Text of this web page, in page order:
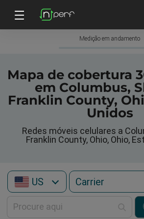
Medição em andamento
Mapa de cobertura
em Columbus,
Franklin County,
Unidos
Redes móveis celulares a
Franklin County, Ohio, Ohio,
US